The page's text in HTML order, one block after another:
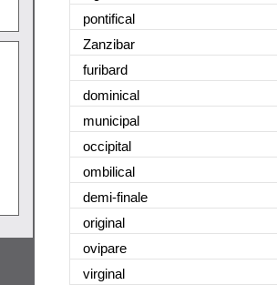
pontifical
Zanzibar
furibard
dominical
municipal
occipital
ombilical
demi-finale
original
ovipare
virginal